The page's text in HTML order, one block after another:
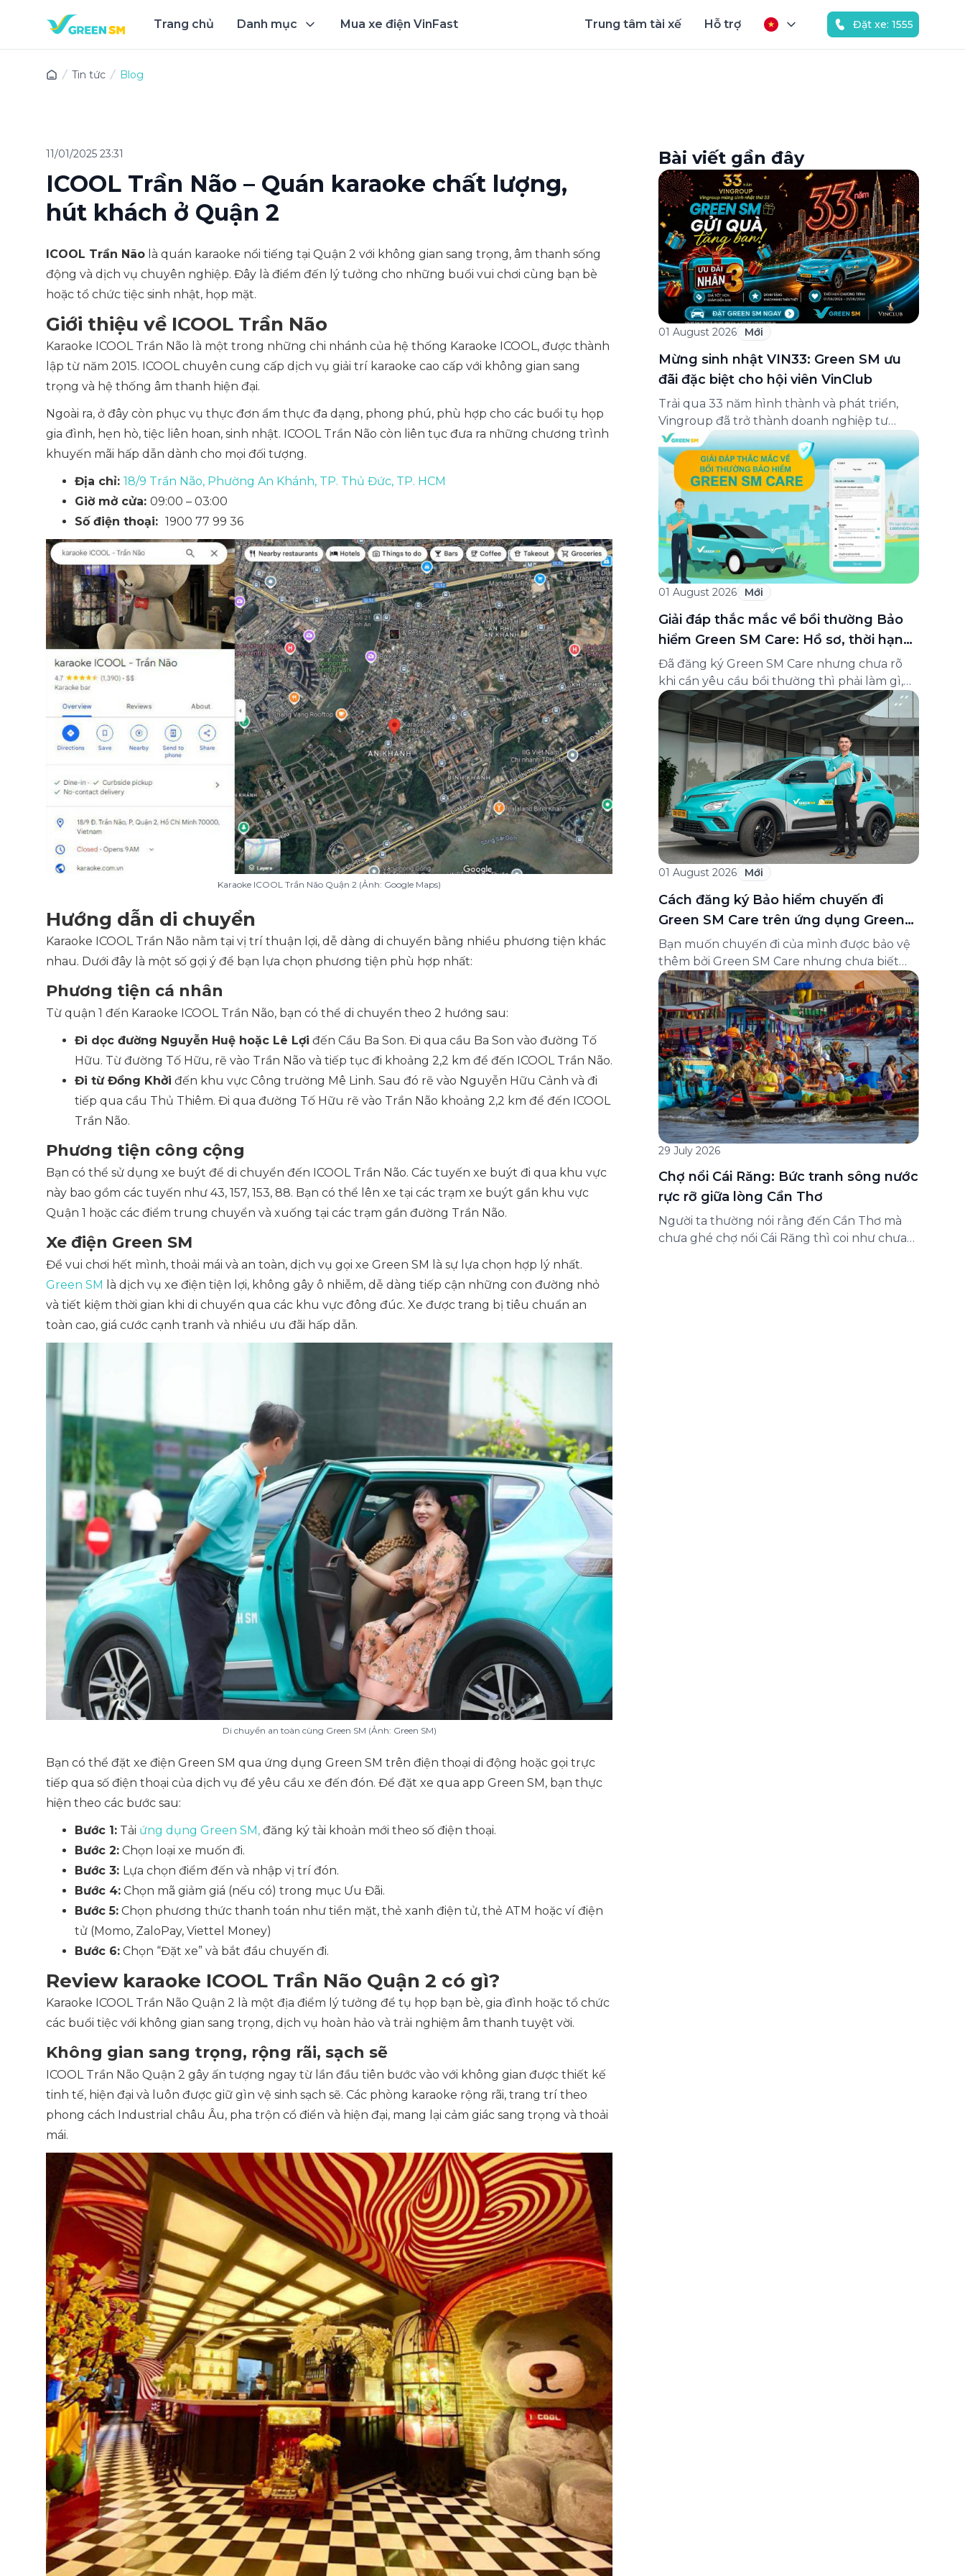
Trang chủ Danh mục Mua xe điện VinFast Trung tâm tài xế Hỗ trợ Đặt xe: 1555
Tin tức Blog
11/01/2025 23:31
ICOOL Trần Não – Quán karaoke chất lượng,
hút khách ở Quận 2
ICOOL Trần Não là quán karaoke nổi tiếng tại Quận 2 với không gian sang trọng, âm thanh sống
động và dịch vụ chuyên nghiệp. Đây là điểm đến lý tưởng cho những buổi vui chơi cùng bạn bè
hoặc tổ chức tiệc sinh nhật, họp mặt.
Giới thiệu về ICOOL Trần Não
Karaoke ICOOL Trần Não là một trong những chi nhánh của hệ thống Karaoke ICOOL, được thành
lập từ năm 2015. ICOOL chuyên cung cấp dịch vụ giải trí karaoke cao cấp với không gian sang
trọng và hệ thống âm thanh hiện đại.
Ngoài ra, ở đây còn phục vụ thực đơn ẩm thực đa dạng, phong phú, phù hợp cho các buổi tụ họp
gia đình, hẹn hò, tiệc liên hoan, sinh nhật. ICOOL Trần Não còn liên tục đưa ra những chương trình
khuyến mãi hấp dẫn dành cho mọi đối tượng.
Địa chỉ: 18/9 Trần Não, Phường An Khánh, TP. Thủ Đức, TP. HCM
Giờ mở cửa: 09:00 – 03:00
Số điện thoại: 1900 77 99 36
Karaoke ICOOL Trần Não Quận 2 (Ảnh: Google Maps)
Hướng dẫn di chuyển
Karaoke ICOOL Trần Não nằm tại vị trí thuận lợi, dễ dàng di chuyển bằng nhiều phương tiện khác
nhau. Dưới đây là một số gợi ý để bạn lựa chọn phương tiện phù hợp nhất:
Phương tiện cá nhân
Từ quận 1 đến Karaoke ICOOL Trần Não, bạn có thể di chuyển theo 2 hướng sau:
Đi dọc đường Nguyễn Huệ hoặc Lê Lợi đến Cầu Ba Son. Đi qua cầu Ba Son vào đường Tố
Hữu. Từ đường Tố Hữu, rẽ vào Trần Não và tiếp tục đi khoảng 2,2 km để đến ICOOL Trần Não.
Đi từ Đồng Khởi đến khu vực Công trường Mê Linh. Sau đó rẽ vào Nguyễn Hữu Cảnh và đi
tiếp qua cầu Thủ Thiêm. Đi qua đường Tố Hữu rẽ vào Trần Não khoảng 2,2 km để đến ICOOL
Trần Não.
Phương tiện công cộng
Bạn có thể sử dụng xe buýt để di chuyển đến ICOOL Trần Não. Các tuyến xe buýt đi qua khu vực
này bao gồm các tuyến như 43, 157, 153, 88. Bạn có thể lên xe tại các trạm xe buýt gần khu vực
Quận 1 hoặc các điểm trung chuyển và xuống tại các trạm gần đường Trần Não.
Xe điện Green SM
Để vui chơi hết mình, thoải mái và an toàn, dịch vụ gọi xe Green SM là sự lựa chọn hợp lý nhất.
Green SM là dịch vụ xe điện tiện lợi, không gây ô nhiễm, dễ dàng tiếp cận những con đường nhỏ
và tiết kiệm thời gian khi di chuyển qua các khu vực đông đúc. Xe được trang bị tiêu chuẩn an
toàn cao, giá cước cạnh tranh và nhiều ưu đãi hấp dẫn.
Di chuyển an toàn cùng Green SM (Ảnh: Green SM)
Bạn có thể đặt xe điện Green SM qua ứng dụng Green SM trên điện thoại di động hoặc gọi trực
tiếp qua số điện thoại của dịch vụ để yêu cầu xe đến đón. Để đặt xe qua app Green SM, bạn thực
hiện theo các bước sau:
Bước 1: Tải ứng dụng Green SM, đăng ký tài khoản mới theo số điện thoại.
Bước 2: Chọn loại xe muốn đi.
Bước 3: Lựa chọn điểm đến và nhập vị trí đón.
Bước 4: Chọn mã giảm giá (nếu có) trong mục Ưu Đãi.
Bước 5: Chọn phương thức thanh toán như tiền mặt, thẻ xanh điện tử, thẻ ATM hoặc ví điện
tử (Momo, ZaloPay, Viettel Money)
Bước 6: Chọn “Đặt xe” và bắt đầu chuyến đi.
Review karaoke ICOOL Trần Não Quận 2 có gì?
Karaoke ICOOL Trần Não Quận 2 là một địa điểm lý tưởng để tụ họp bạn bè, gia đình hoặc tổ chức
các buổi tiệc với không gian sang trọng, dịch vụ hoàn hảo và trải nghiệm âm thanh tuyệt vời.
Không gian sang trọng, rộng rãi, sạch sẽ
ICOOL Trần Não Quận 2 gây ấn tượng ngay từ lần đầu tiên bước vào với không gian được thiết kế
tinh tế, hiện đại và luôn được giữ gìn vệ sinh sạch sẽ. Các phòng karaoke rộng rãi, trang trí theo
phong cách Industrial châu Âu, pha trộn cổ điển và hiện đại, mang lại cảm giác sang trọng và thoải
mái.
Bài viết gần đây
01 August 2026 Mới
Mừng sinh nhật VIN33: Green SM ưu
đãi đặc biệt cho hội viên VinClub
Trải qua 33 năm hình thành và phát triển,
Vingroup đã trở thành doanh nghiệp tư
nhân đa ngành lớn nhất Việt Nam, lọt Top 30
doanh nghiệp lớn nhất Đông Nam Á theo
bảng xếp hạng của Tạp chí Fortune (Mỹ).
Nhân kỷ niệm 33 năm thành lập (8/8/1993
đến 8/8/2026), Green SM trân […]
01 August 2026 Mới
Giải đáp thắc mắc về bồi thường Bảo
hiểm Green SM Care: Hồ sơ, thời hạn
và cách liên hệ hỗ trợ
Đã đăng ký Green SM Care nhưng chưa rõ
khi cần yêu cầu bồi thường thì phải làm gì,
hồ sơ ra sao, hay giấy chứng nhận bảo hiểm
tìm ở đâu? Bài viết này tổng hợp đầy đủ các
câu hỏi thường gặp nhất về quy trình bồi
thường và hỗ trợ của Green […]
01 August 2026 Mới
Cách đăng ký Bảo hiểm chuyến đi
Green SM Care trên ứng dụng Green
SM
Bạn muốn chuyến đi của mình được bảo vệ
thêm bởi Green SM Care nhưng chưa biết
đăng ký ở đâu? Bài viết dưới đây sẽ hướng
dẫn chi tiết cách tham gia (và hủy tham gia)
gói bảo hiểm này ngay trên ứng dụng Green
SM, cùng những lưu ý quan trọng trước khi
[…]
29 July 2026
Chợ nổi Cái Răng: Bức tranh sông nước
rực rỡ giữa lòng Cần Thơ
Người ta thường nói rằng đến Cần Thơ mà
chưa ghé chợ nổi Cái Răng thì coi như chưa